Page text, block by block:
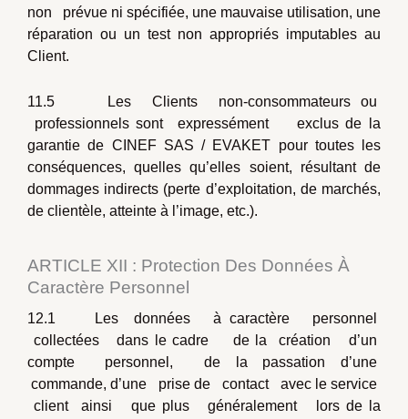
non prévue ni spécifiée, une mauvaise utilisation, une
réparation ou un test non appropriés imputables au
Client.
11.5 Les Clients non-consommateurs ou
professionnels sont expressément exclus de la
garantie de CINEF SAS / EVAKET pour toutes les
conséquences, quelles qu’elles soient, résultant de
dommages indirects (perte d’exploitation, de marchés,
de clientèle, atteinte à l’image, etc.).
ARTICLE XII : Protection Des Données À
Caractère Personnel
12.1 Les données à caractère personnel
collectées dans le cadre de la création d’un
compte personnel, de la passation d’une
commande, d’une prise de contact avec le service
client ainsi que plus généralement lors de la